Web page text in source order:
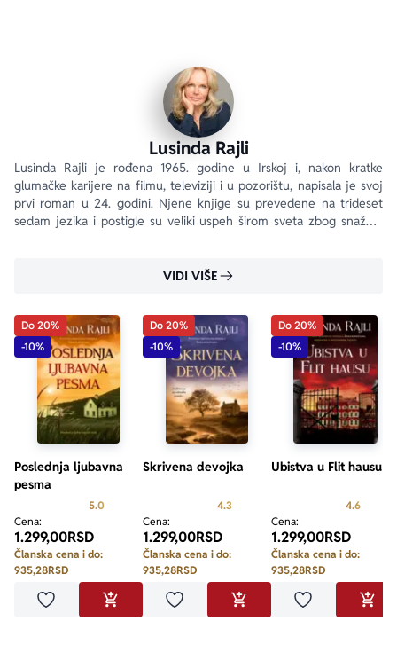
Lusinda Rajli
Lusinda Rajli je rođena 1965. godine u Irskoj i, nakon kratke
glumačke karijere na filmu, televiziji i u pozorištu, napisala je svoj
prvi roman u 24. godini. Njene knjige su prevedene na trideset
sedam jezika i postigle su veliki uspeh širom sveta zbog snažnih
VIDI VIŠE
Do 20%
-10%
Poslednja ljubavna
pesma
5.0 Prosecna ocena je 5.0 od 5
Cena:
1.299,00RSD
Članska cena i do:
935,28RSD
Dodaj u omiljeneDODAJ U KORPU
Do 20%
-10%
Skrivena devojka
4.3Prosecna ocena je 4.3 od 5
Cena:
1.299,00RSD
Članska cena i do:
935,28RSD
Dodaj u omiljeneDODAJ U KORPU
Do 20%
-10%
Ubistva u Flit hausu
4.6
Cena:
1.299,00RSD
Članska cena i do:
935,28RSD
Dodaj u